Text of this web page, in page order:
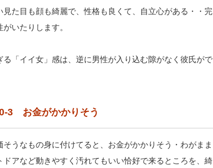
見た目も顔も綺麗で、性格も良くて、自立心がある・・完
いたりします。
「イイ女」感は、逆に男性が入り込む隙がなく彼氏がで
3 お金がかかりそう
うなもの身に付けてると、お金がかかりそう・わがまま
アなど動きやすく汚れてもいい恰好で来るところを、綺